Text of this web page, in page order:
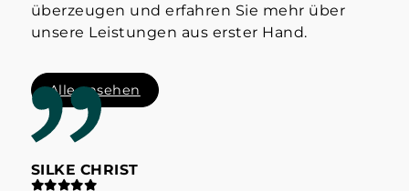
überzeugen und erfahren Sie mehr über
unsere Leistungen aus erster Hand.
Alle ansehen
SILKE CHRIST